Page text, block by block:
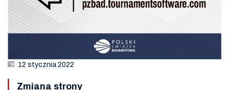
12 stycznia 2022
Zmiana strony